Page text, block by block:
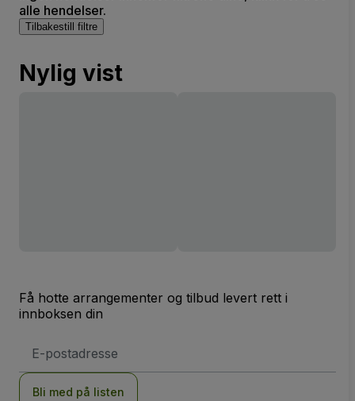
alle hendelser.
Tilbakestill filtre
Nylig vist
Få hotte arrangementer og tilbud levert rett i
innboksen din
postadresse
Bli med på listen